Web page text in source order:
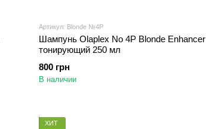
Артикул: Blonde №4P
Шампунь Olaplex No 4P Blonde Enhancer
тонирующий 250 мл
800 грн
В наличии
ХИТ